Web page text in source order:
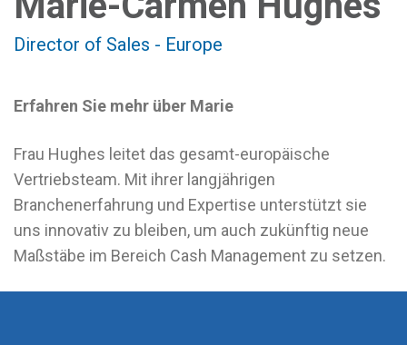
Director of Sales - Europe
Erfahren Sie mehr über Marie
Frau Hughes leitet das gesamt-europäische
Vertriebsteam. Mit ihrer langjährigen
Branchenerfahrung und Expertise unterstützt sie
uns innovativ zu bleiben, um auch zukünftig neue
Maßstäbe im Bereich Cash Management zu setzen.